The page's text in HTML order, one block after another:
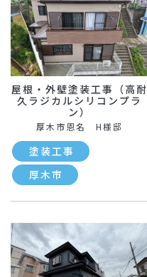
屋根・外壁塗装工事（高耐
久ラジカルシリコンプラ
ン）
厚木市恩名 H様邸
塗装工事
厚木市